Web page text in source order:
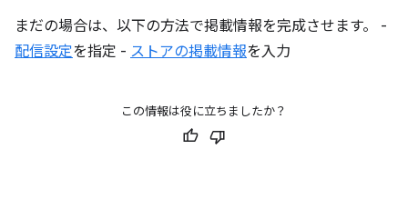
まだの場合は、以下の方法で掲載情報を完成させます。 -
配信設定を指定 - ストアの掲載情報を入力
この情報は役に立ちましたか？